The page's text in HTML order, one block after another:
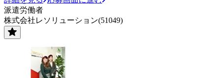
派遣労働者
株式会社レソリューション(51049)